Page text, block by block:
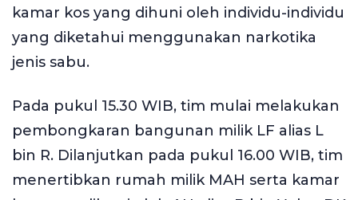
kamar kos yang dihuni oleh individu-individu
yang diketahui menggunakan narkotika
jenis sabu.
Pada pukul 15.30 WIB, tim mulai melakukan
pembongkaran bangunan milik LF alias L
bin R. Dilanjutkan pada pukul 16.00 WIB, tim
menertibkan rumah milik MAH serta kamar